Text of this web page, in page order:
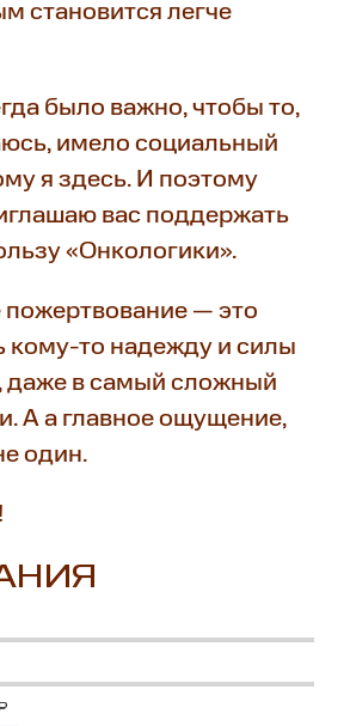
становится легче
было важно, чтобы то,
имело социальный
я здесь. И поэтому
вас поддержать
«Онкологики».
— это
кому-то надежду и силы
даже в самый сложный
А а главное ощущение,
один.